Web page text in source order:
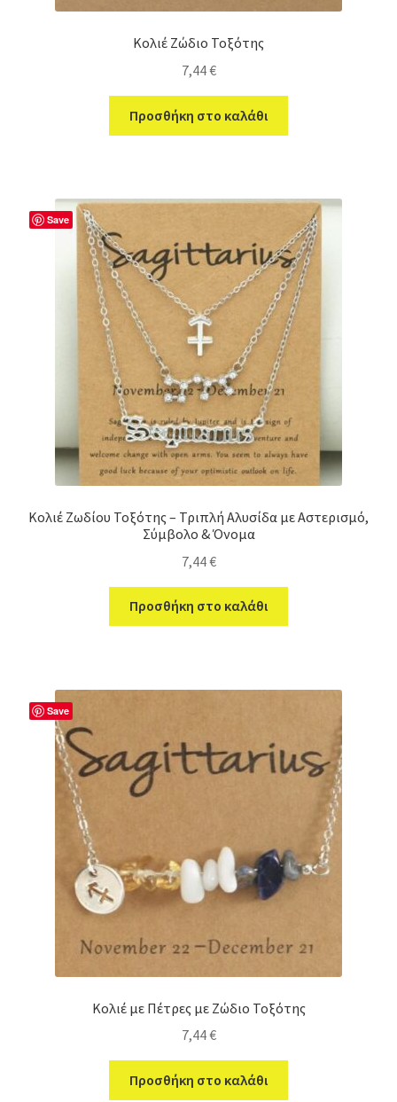
Κολιέ Ζώδιο Τοξότης
7,44€
Προσθήκη στο καλάθι
Save
Κολιέ Ζωδίου Τοξότης – Τριπλή Αλυσίδα με Αστερισμό,
Σύμβολο & Όνομα
7,44€
Προσθήκη στο καλάθι
Save
Κολιέ με Πέτρες με Ζώδιο Τοξότης
7,44€
Προσθήκη στο καλάθι